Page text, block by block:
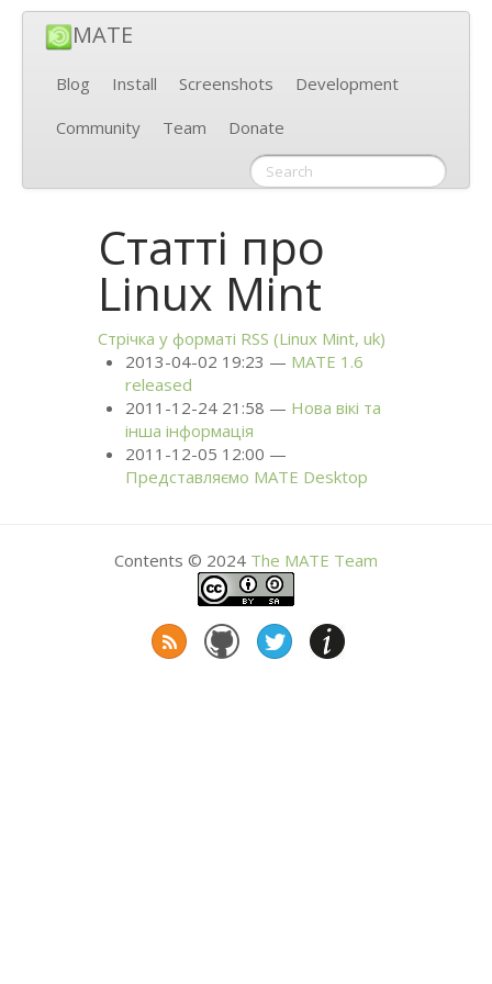
MATE
Blog Install Screenshots
Development
Community
Team Donate
Статті про
Linux Mint
Стрічка у форматі RSS (Linux Mint, uk)
2013-04-02 19:23
MATE 1.6
released
2011-12-24 21:58
Нова вікі та
інша інформація
2011-12-05 12:00
Представляємо MATE Desktop
Contents © 2024 The MATE Team